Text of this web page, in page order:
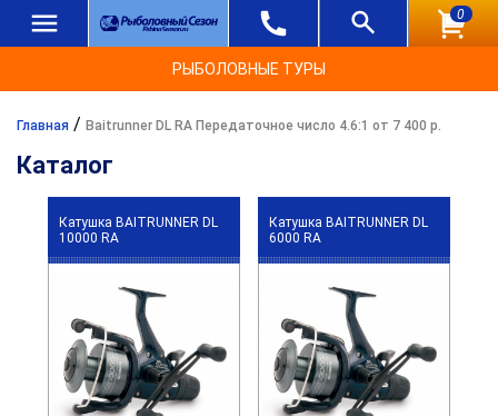
0
РЫБОЛОВНЫЕ ТУРЫ
Главная / Baitrunner DL RA Передаточное число 4.6:1 от 7 400 р.
Каталог
Катушка BAITRUNNER DL
10000 RA
Катушка BAITRUNNER DL
6000 RA